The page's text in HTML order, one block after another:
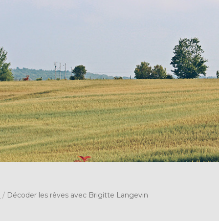
/ Décoder les rêves avec Brigitte Langevin